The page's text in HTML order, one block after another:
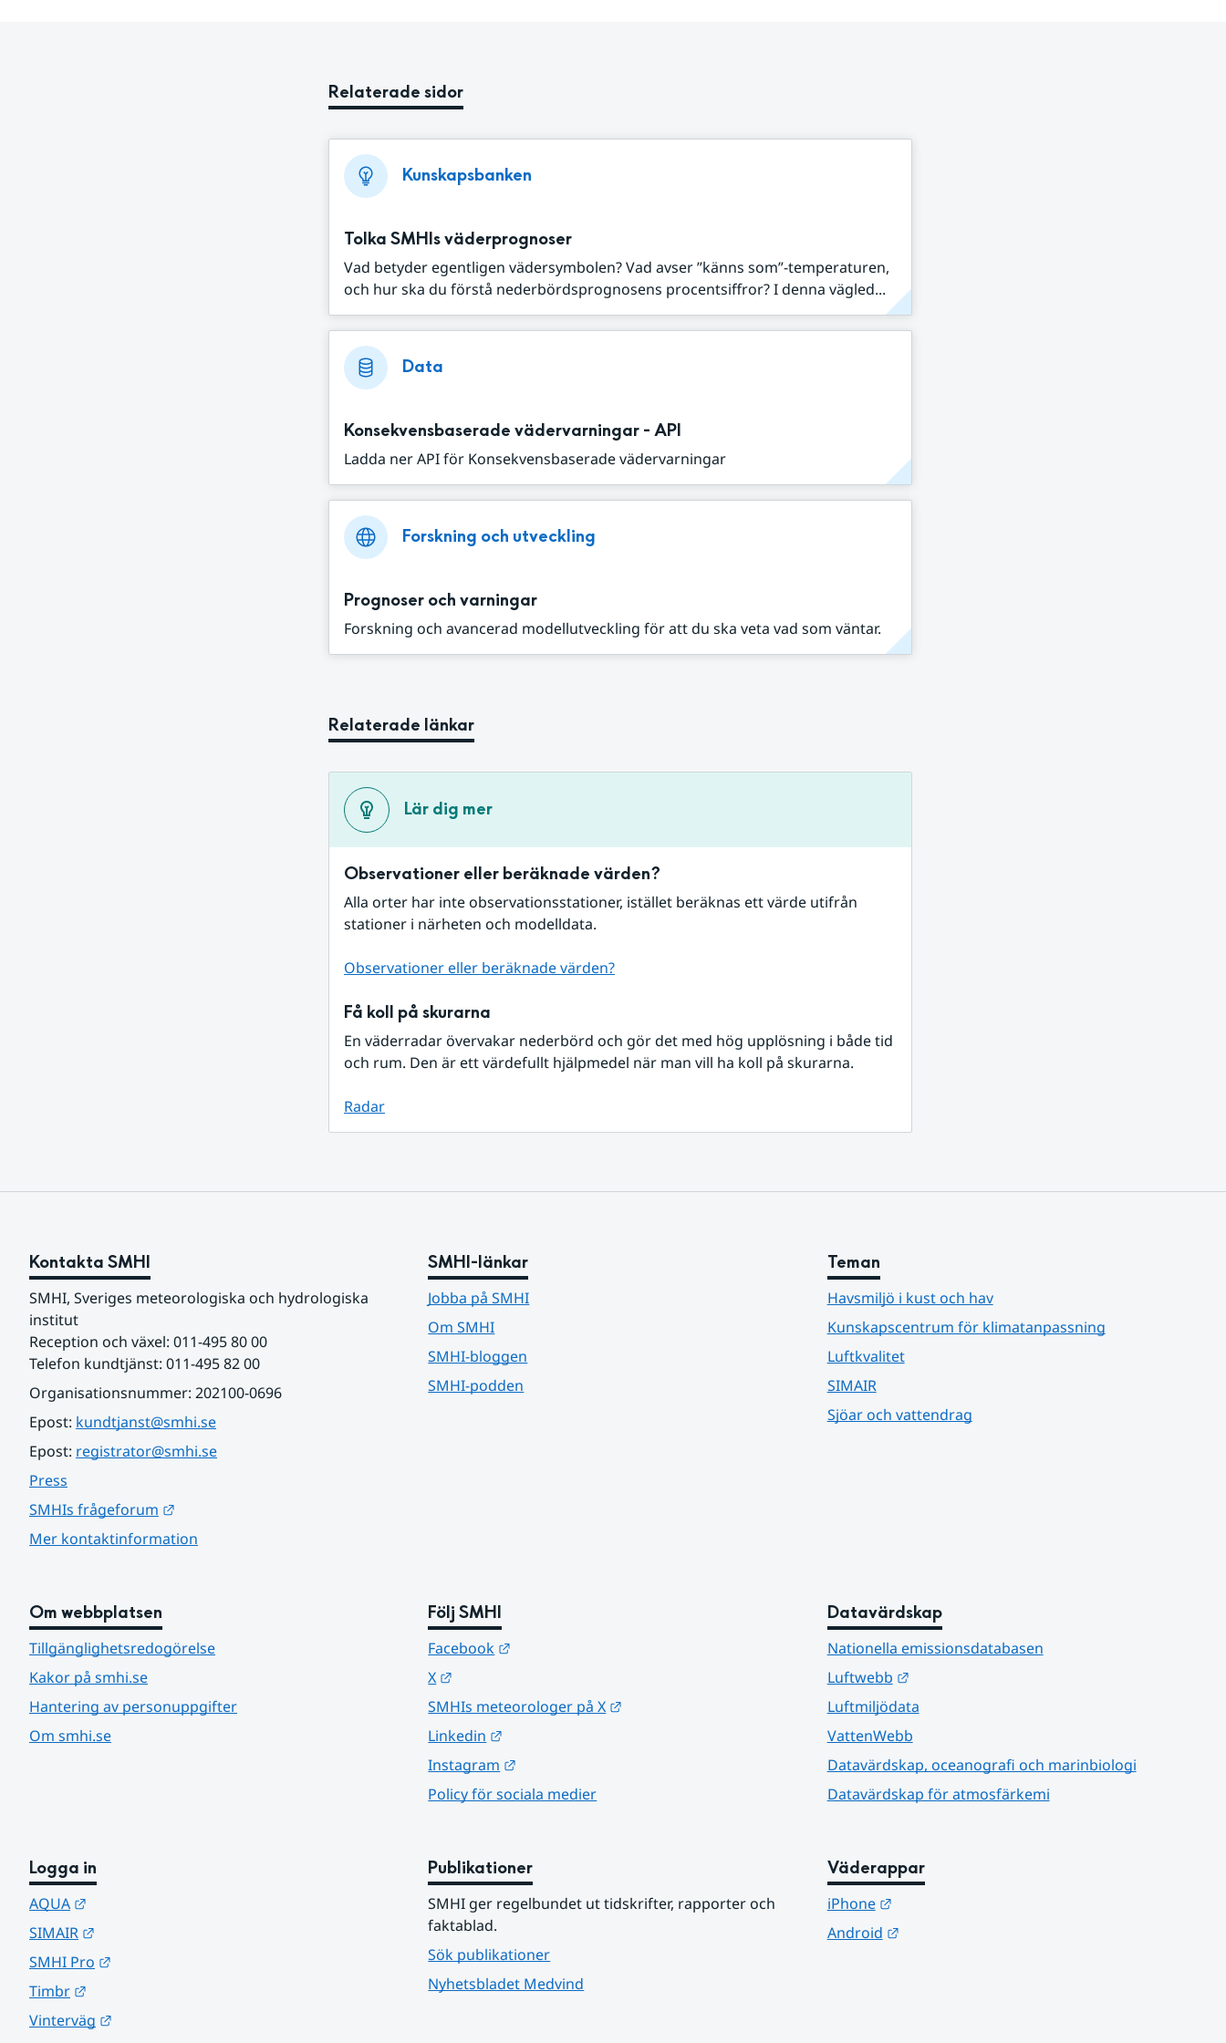
Relaterade sidor
Kunskapsbanken
Tolka SMHIs väderprognoser
Vad betyder egentligen vädersymbolen? Vad avser ”känns som”-temperaturen,
och hur ska du förstå nederbördsprognosens procentsiffror? I denna vägled...
Data
Konsekvensbaserade vädervarningar - API
Ladda ner API för Konsekvensbaserade vädervarningar
Forskning och utveckling
Prognoser och varningar
Forskning och avancerad modellutveckling för att du ska veta vad som väntar.
Relaterade länkar
Lär dig mer
Observationer eller beräknade värden?
Alla orter har inte observationsstationer, istället beräknas ett värde utifrån
stationer i närheten och modelldata.
Observationer eller beräknade värden?
Få koll på skurarna
En väderradar övervakar nederbörd och gör det med hög upplösning i både tid
och rum. Den är ett värdefullt hjälpmedel när man vill ha koll på skurarna.
Radar
Kontakta SMHI
SMHI, Sveriges meteorologiska och hydrologiska
institut
Reception och växel: 011-495 80 00
Telefon kundtjänst: 011-495 82 00
Organisationsnummer: 202100-0696
Epost: kundtjanst@smhi.se
Epost: registrator@smhi.se
Press
SMHIs frågeforum
Mer kontaktinformation
SMHI-länkar
Jobba på SMHI
Om SMHI
SMHI-bloggen
SMHI-podden
Teman
Havsmiljö i kust och hav
Kunskapscentrum för klimatanpassning
Luftkvalitet
SIMAIR
Sjöar och vattendrag
Om webbplatsen
Tillgänglighetsredogörelse
Kakor på smhi.se
Hantering av personuppgifter
Om smhi.se
Följ SMHI
Facebook
X
SMHIs meteorologer på X
Linkedin
Instagram
Policy för sociala medier
Datavärdskap
Nationella emissionsdatabasen
Luftwebb
Länk till annan webbplats.
Luftmiljödata
VattenWebb
Datavärdskap, oceanografi och marinbiologi
Datavärdskap för atmosfärkemi
Logga in
AQUA
SIMAIR
SMHI Pro
Timbr
Vinterväg
Publikationer
SMHI ger regelbundet ut tidskrifter, rapporter och
faktablad.
Sök publikationer
Nyhetsbladet Medvind
Väderappar
iPhone
Länk till annan webbplats.
Android
Länk till annan webbplats.